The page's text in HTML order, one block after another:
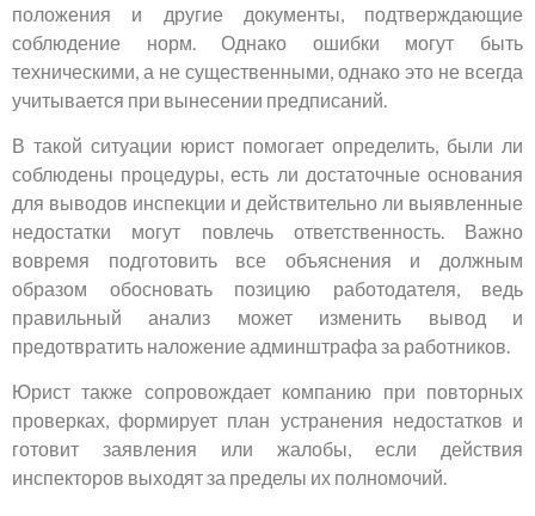
положения и другие документы, подтверждающие
соблюдение норм. Однако ошибки могут быть
техническими, а не существенными, однако это не всегда
учитывается при вынесении предписаний.
В такой ситуации юрист помогает определить, были ли
соблюдены процедуры, есть ли достаточные основания
для выводов инспекции и действительно ли выявленные
недостатки могут повлечь ответственность. Важно
вовремя подготовить все объяснения и должным
образом обосновать позицию работодателя, ведь
правильный анализ может изменить вывод и
предотвратить наложение админштрафа за работников.
Юрист также сопровождает компанию при повторных
проверках, формирует план устранения недостатков и
готовит заявления или жалобы, если действия
инспекторов выходят за пределы их полномочий.